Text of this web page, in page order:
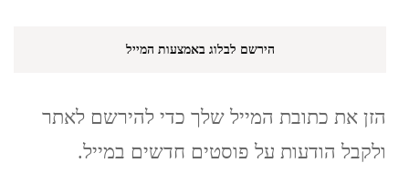
הירשם לבלוג באמצעות המייל
הזן את כתובת המייל שלך כדי להירשם לאתר
ולקבל הודעות על פוסטים חדשים במייל.